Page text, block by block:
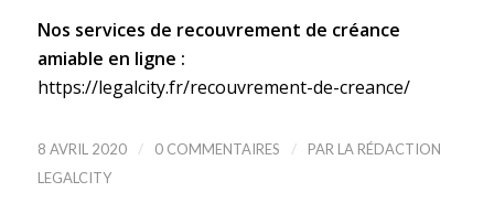
Nos services de recouvrement de créance
amiable en ligne :
https://legalcity.fr/recouvrement-de-creance/
8 AVRIL 2020 / 0 COMMENTAIRES / PAR LA RÉDACTION
LEGALCITY